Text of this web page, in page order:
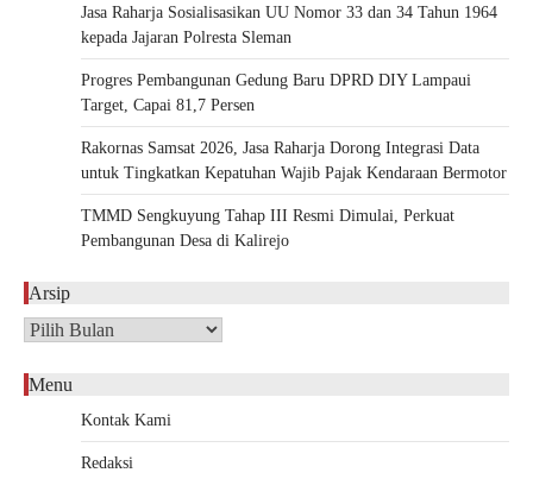
Jasa Raharja Sosialisasikan UU Nomor 33 dan 34 Tahun 1964
kepada Jajaran Polresta Sleman
Progres Pembangunan Gedung Baru DPRD DIY Lampaui
Target, Capai 81,7 Persen
Rakornas Samsat 2026, Jasa Raharja Dorong Integrasi Data
untuk Tingkatkan Kepatuhan Wajib Pajak Kendaraan Bermotor
TMMD Sengkuyung Tahap III Resmi Dimulai, Perkuat
Pembangunan Desa di Kalirejo
Arsip
Arsip
Menu
Kontak Kami
Redaksi